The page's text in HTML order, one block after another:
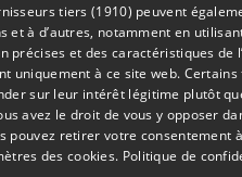
03/06/2026
tiers (1910) peuvent
et à d’autres, notamment en
précises et des caractéristiques de
uniquement à ce site web.
sur leur intérêt légitime plutôt
avez le droit de vous y opposer
pouvez retirer votre consentement
des cookies. Politique de